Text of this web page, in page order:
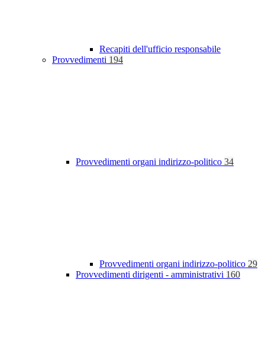
Recapiti dell'ufficio responsabile
Provvedimenti 194
Provvedimenti organi indirizzo-politico 34
Provvedimenti organi indirizzo-politico 29
Provvedimenti dirigenti - amministrativi 160